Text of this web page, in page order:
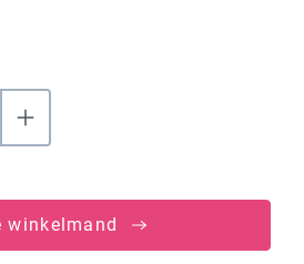
winkelmand